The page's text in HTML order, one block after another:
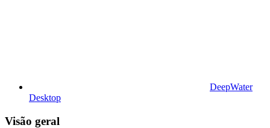
DeepWater
Desktop
Visão geral